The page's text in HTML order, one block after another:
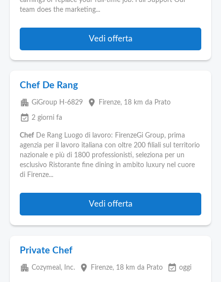
team does the marketing...
Vedi offerta
Chef De Rang
apartment GiGroup H-6829 place Firenze, 18 km da Prato
event_available 2 giorni fa
Chef De Rang Luogo di lavoro: FirenzeGi Group, prima
agenzia per il lavoro italiana con oltre 200 filiali sul territorio
nazionale e più di 1800 professionisti, seleziona per un
esclusivo Ristorante fine dining in ambito luxury nel cuore
di Firenze...
Vedi offerta
Private Chef
apartment Cozymeal, Inc. place Firenze, 18 km da Prato event_available oggi